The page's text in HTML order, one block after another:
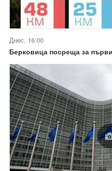
Днес, 16:00
Берковица посреща за